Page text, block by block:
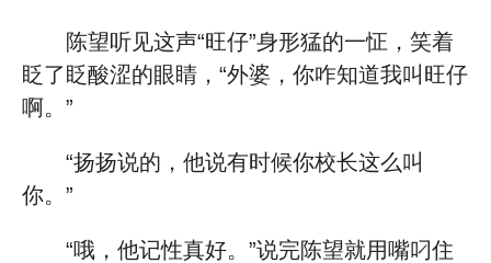
陈望听见这声“旺仔”身形猛的一怔，笑着
眨了眨酸涩的眼睛，“外婆，你咋知道我叫旺仔
啊。”
“扬扬说的，他说有时候你校长这么叫
你。”
“哦，他记性真好。”说完陈望就用嘴叼住